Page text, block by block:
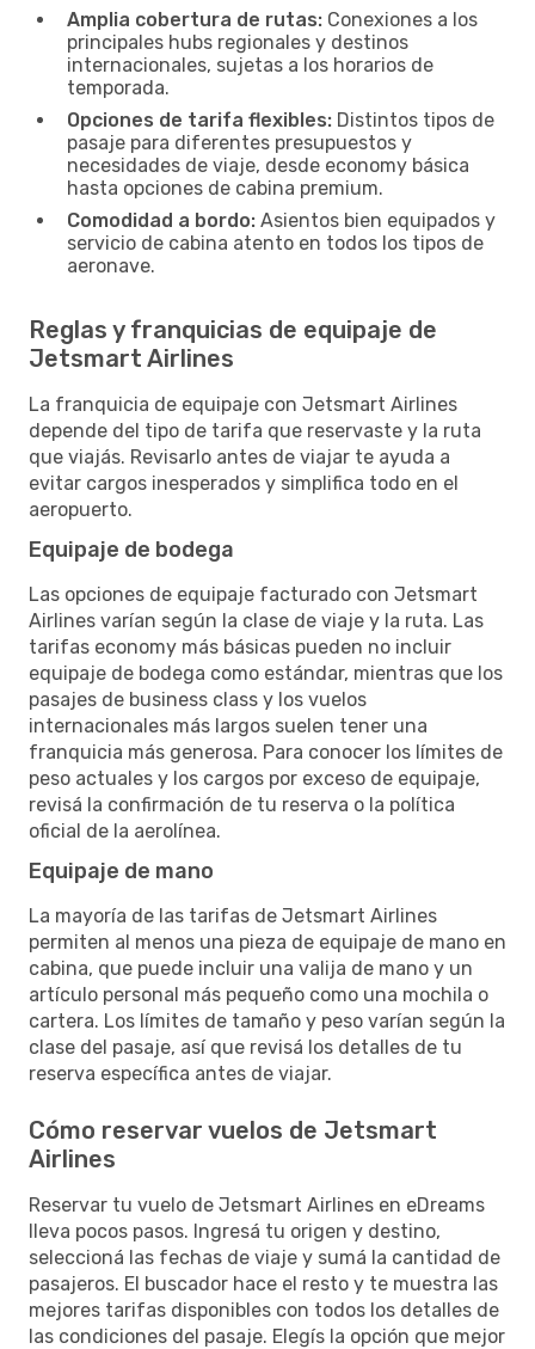
Amplia cobertura de rutas: Conexiones a los
principales hubs regionales y destinos
internacionales, sujetas a los horarios de
temporada.
Opciones de tarifa flexibles: Distintos tipos de
pasaje para diferentes presupuestos y
necesidades de viaje, desde economy básica
hasta opciones de cabina premium.
Comodidad a bordo: Asientos bien equipados y
servicio de cabina atento en todos los tipos de
aeronave.
Reglas y franquicias de equipaje de
Jetsmart Airlines
La franquicia de equipaje con Jetsmart Airlines
depende del tipo de tarifa que reservaste y la ruta
que viajás. Revisarlo antes de viajar te ayuda a
evitar cargos inesperados y simplifica todo en el
aeropuerto.
Equipaje de bodega
Las opciones de equipaje facturado con Jetsmart
Airlines varían según la clase de viaje y la ruta. Las
tarifas economy más básicas pueden no incluir
equipaje de bodega como estándar, mientras que los
pasajes de business class y los vuelos
internacionales más largos suelen tener una
franquicia más generosa. Para conocer los límites de
peso actuales y los cargos por exceso de equipaje,
revisá la confirmación de tu reserva o la política
oficial de la aerolínea.
Equipaje de mano
La mayoría de las tarifas de Jetsmart Airlines
permiten al menos una pieza de equipaje de mano en
cabina, que puede incluir una valija de mano y un
artículo personal más pequeño como una mochila o
cartera. Los límites de tamaño y peso varían según la
clase del pasaje, así que revisá los detalles de tu
reserva específica antes de viajar.
Cómo reservar vuelos de Jetsmart
Airlines
Reservar tu vuelo de Jetsmart Airlines en eDreams
lleva pocos pasos. Ingresá tu origen y destino,
seleccioná las fechas de viaje y sumá la cantidad de
pasajeros. El buscador hace el resto y te muestra las
mejores tarifas disponibles con todos los detalles de
las condiciones del pasaje. Elegís la opción que mejor